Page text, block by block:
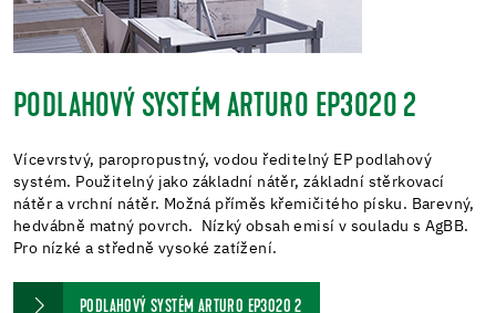
PODLAHOVÝ SYSTÉM ARTURO EP3020 2
Vícevrstvý, paropropustný, vodou ředitelný EP podlahový
systém. Použitelný jako základní nátěr, základní stěrkovací
nátěr a vrchní nátěr. Možná příměs křemičitého písku. Barevný,
hedvábně matný povrch. Nízký obsah emisí v souladu s AgBB.
Pro nízké a středně vysoké zatížení.
PODLAHOVÝ SYSTÉM ARTURO EP3020 2